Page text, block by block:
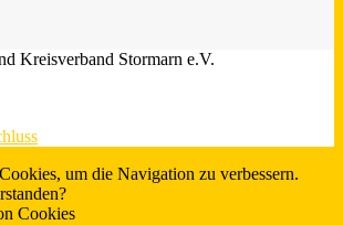
Kreisverband Stormarn e.V.
um die Navigation zu verbessern.
Cookies